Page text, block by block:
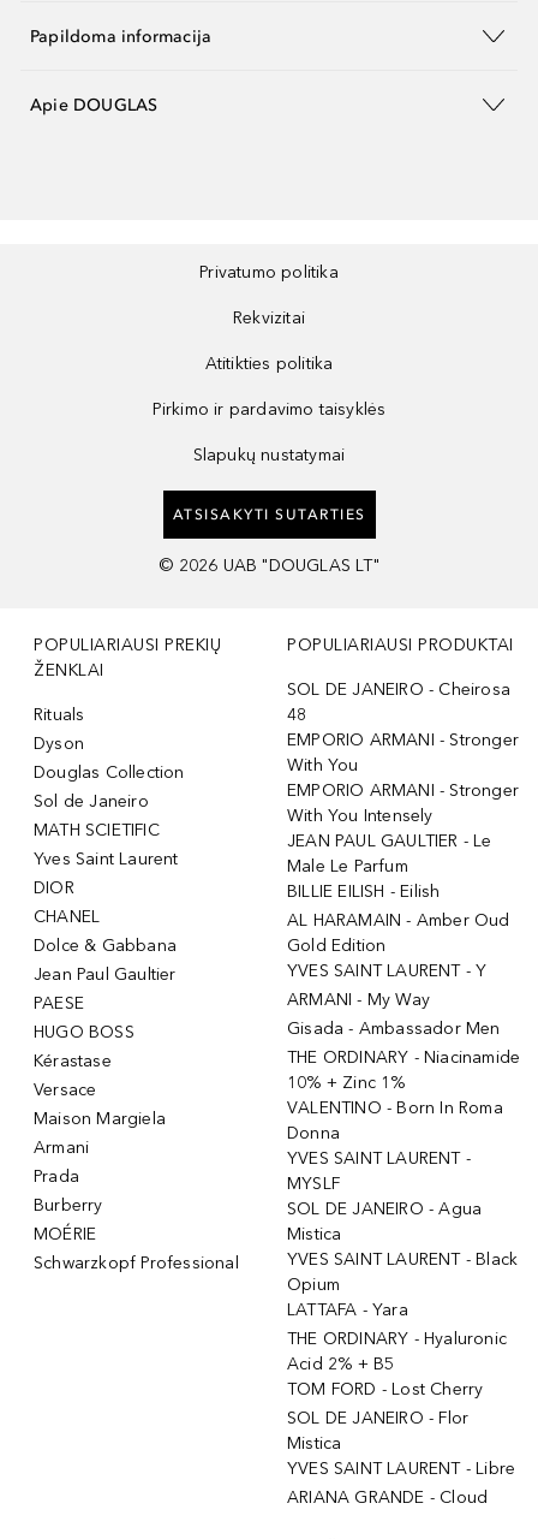
Papildoma informacija
Apie DOUGLAS
Privatumo politika
Rekvizitai
Atitikties politika
Pirkimo ir pardavimo taisyklės
Slapukų nustatymai
ATSISAKYTI SUTARTIES
© 2026 UAB "DOUGLAS LT"
POPULIARIAUSI PREKIŲ
ŽENKLAI
Rituals
Dyson
Douglas Collection
Sol de Janeiro
MATH SCIETIFIC
Yves Saint Laurent
DIOR
CHANEL
Dolce & Gabbana
Jean Paul Gaultier
PAESE
HUGO BOSS
Kérastase
Versace
Maison Margiela
Armani
Prada
Burberry
MOÉRIE
Schwarzkopf Professional
POPULIARIAUSI PRODUKTAI
SOL DE JANEIRO - Cheirosa
48
EMPORIO ARMANI - Stronger
With You
EMPORIO ARMANI - Stronger
With You Intensely
JEAN PAUL GAULTIER - Le
Male Le Parfum
BILLIE EILISH - Eilish
AL HARAMAIN - Amber Oud
Gold Edition
YVES SAINT LAURENT - Y
ARMANI - My Way
Gisada - Ambassador Men
THE ORDINARY - Niacinamide
10% + Zinc 1%
VALENTINO - Born In Roma
Donna
YVES SAINT LAURENT -
MYSLF
SOL DE JANEIRO - Agua
Mistica
YVES SAINT LAURENT - Black
Opium
LATTAFA - Yara
THE ORDINARY - Hyaluronic
Acid 2% + B5
TOM FORD - Lost Cherry
SOL DE JANEIRO - Flor
Mistica
YVES SAINT LAURENT - Libre
ARIANA GRANDE - Cloud